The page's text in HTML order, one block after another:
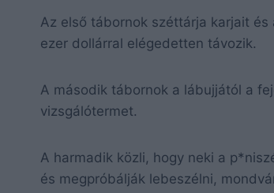
Az első tábornok széttárja karjait
ezer dollárral elégedetten távozik.
A második tábornok a lábujjától a
vizsgálótermet.
A harmadik közli, hogy neki a
és megpróbálják lebeszélni,